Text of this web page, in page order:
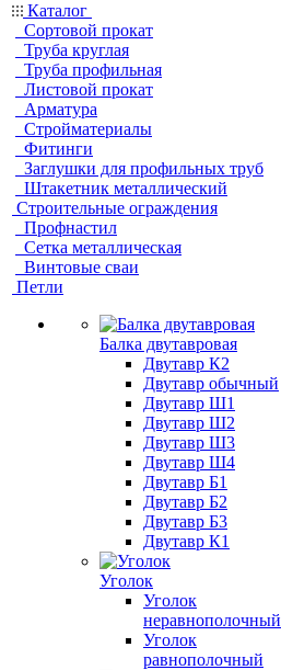
Каталог
Сортовой прокат
Труба круглая
Труба профильная
Листовой прокат
Арматура
Стройматериалы
Фитинги
Заглушки для профильных труб
Штакетник металлический
Строительные ограждения
Профнастил
Сетка металлическая
Винтовые сваи
Петли
Балка двутавровая
Двутавр К2
Двутавр обычный
Двутавр Ш1
Двутавр Ш2
Двутавр Ш3
Двутавр Ш4
Двутавр Б1
Двутавр Б2
Двутавр Б3
Двутавр К1
Уголок
Уголок
неравнополочный
Уголок
равнополочный